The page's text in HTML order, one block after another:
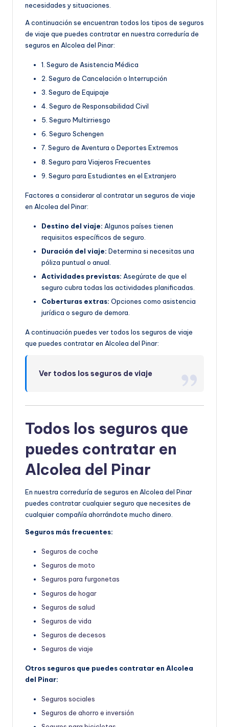
necesidades y situaciones.
A continuación se encuentran todos los tipos de seguros
de viaje que puedes contratar en nuestra correduría de
seguros en Alcolea del Pinar:
1. Seguro de Asistencia Médica
2. Seguro de Cancelación o Interrupción
3. Seguro de Equipaje
4. Seguro de Responsabilidad Civil
5. Seguro Multirriesgo
6. Seguro Schengen
7. Seguro de Aventura o Deportes Extremos
8. Seguro para Viajeros Frecuentes
9. Seguro para Estudiantes en el Extranjero
Factores a considerar al contratar un seguros de viaje
en Alcolea del Pinar:
Destino del viaje: Algunos países tienen
requisitos específicos de seguro.
Duración del viaje: Determina si necesitas una
póliza puntual o anual.
Actividades previstas: Asegúrate de que el
seguro cubra todas las actividades planificadas.
Coberturas extras: Opciones como asistencia
jurídica o seguro de demora.
A continuación puedes ver todos los seguros de viaje
que puedes contratar en Alcolea del Pinar:
Ver todos los seguros de viaje
Todos los seguros que
puedes contratar en
Alcolea del Pinar
En nuestra correduría de seguros en Alcolea del Pinar
puedes contratar cualquier seguro que necesites de
cualquier compañía ahorrándote mucho dinero.
Seguros más frecuentes:
Seguros de coche
Seguros de moto
Seguros para furgonetas
Seguros de hogar
Seguros de salud
Seguros de vida
Seguros de decesos
Seguros de viaje
Otros seguros que puedes contratar en Alcolea
del Pinar:
Seguros sociales
Seguros de ahorro e inversión